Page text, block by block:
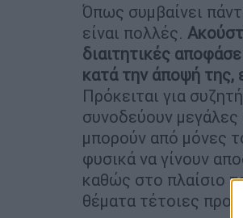
Όπως συμβαίνει
είναι πολλές.
διαιτητικές
κατά την άποψή της,
Πρόκειται για
συνοδεύουν
μπορούν από μόνες
φυσικά να γίνουν
καθώς στο πλαίσιο
θέματα τέτοιες